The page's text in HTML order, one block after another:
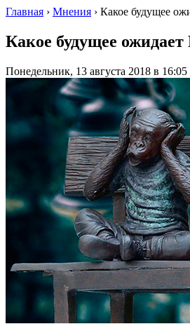
Главная › Мнения › Какое будущее
Какое будущее
Понедельник, 13 августа 2018 в 16:05